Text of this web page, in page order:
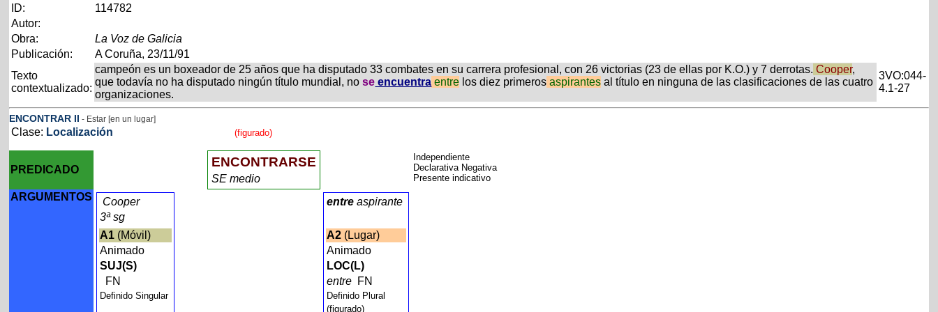
ID:
114782
Autor:
Obra:
La Voz de Galicia
Publicación:
A Coruña, 23/11/91
Texto
contextualizado:
campeón es un boxeador de 25 años que ha disputado 33 combates en su carrera profesional, con 26 victorias (23 de ellas por K.O.) y 7 derrotas. Cooper,
que todavía no ha disputado ningún título mundial, no se encuentra entre los diez primeros aspirantes al título en ninguna de las clasificaciones de las cuatro
organizaciones.
3VO:044-
4.1-27
ENCONTRAR II - Estar [en un lugar]
Clase: Localización (figurado)
PREDICADO
ENCONTRARSE
SE medio
Independiente
Declarativa Negativa
Presente indicativo
ARGUMENTOS
Cooper
3ª sg
A1 (Móvil)
Animado
SUJ(S)
FN
Definido Singular
entre aspirante
A2 (Lugar)
Animado
LOC(L)
entre FN
Definido Plural
(figurado)